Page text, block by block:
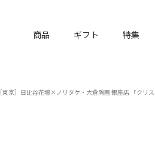
商品 ギフト 特集
［東京］日比谷花壇×ノリタケ・大倉陶園 銀座店 「クリ